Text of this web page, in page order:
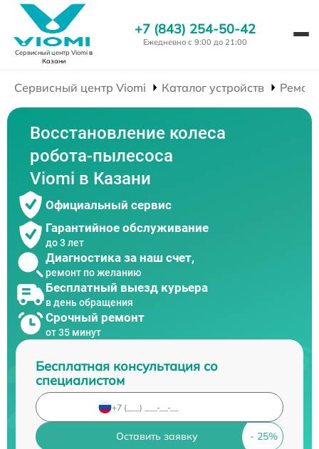
Сервисный центр Viomiв
Казани
+7 (843) 254-50-42
Ежедневно с 9:00 до 21:00
Сервисный центр Viomi Каталог устройств
Восстановление колеса
робота-пылесоса
Viomi в Казани
Официальный сервис
Гарантийное обслуживание
до 3 лет
Диагностика за наш счет,
ремонт по желанию
Бесплатный выезд курьера
в день обращения
Срочный ремонт
от 35 минут
Бесплатная консультация со
специалистом
Оставить заявку